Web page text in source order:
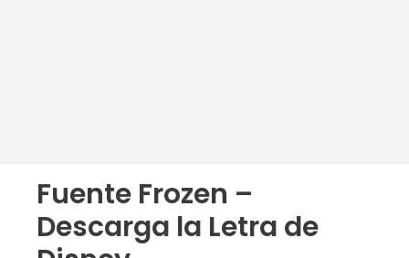
Fuente Frozen –
Descarga la Letra de